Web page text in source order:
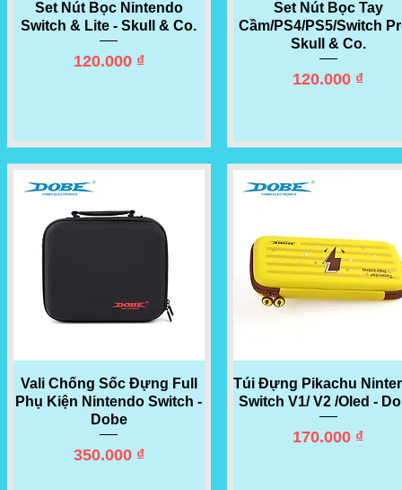
Quick View
Set Nút Bọc Nintendo
Switch & Lite - Skull & Co.
Price
120.000 ₫
Quick View
Set Nút Bọc Tay
Cầm/PS4/PS5/Switch
Skull & Co.
Price
120.000 ₫
Quick View
Vali Chống Sốc Đựng Full
Phụ Kiện Nintendo Switch -
Dobe
Price
350.000 ₫
Quick View
Túi Đựng Pikachu
Switch V1/ V2 /Oled -
Price
170.000 ₫